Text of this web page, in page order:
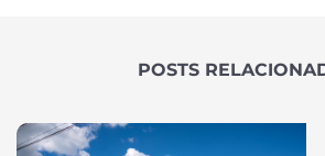
POSTS